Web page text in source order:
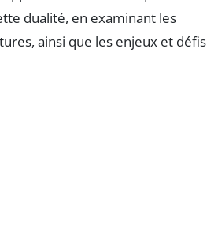
dualité, en examinant les
ainsi que les enjeux et défis